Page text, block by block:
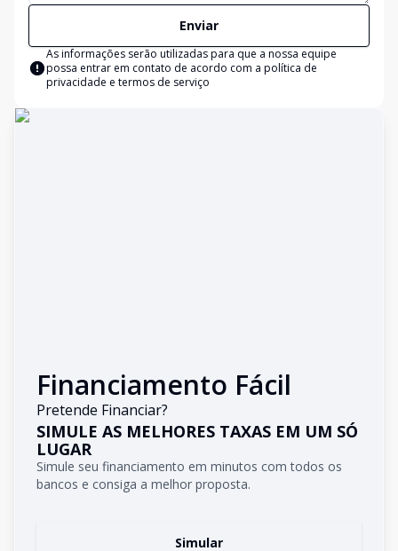
Enviar
As informações serão utilizadas para que a nossa equipe
possa entrar em contato de acordo com a política de
privacidade e termos de serviço
Financiamento Fácil
Pretende Financiar?
SIMULE AS MELHORES TAXAS EM UM SÓ
LUGAR
Simule seu financiamento em minutos com todos os
bancos e consiga a melhor proposta.
Simular